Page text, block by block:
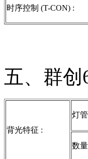
时序控制 (T-CON) :
五、群创
背光特征 :
灯
数量